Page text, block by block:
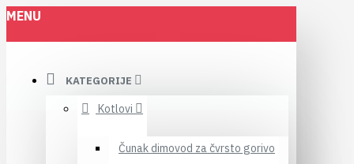
MENU
KATEGORIJE
Kotlovi
Čunak dimovod za čvrsto gorivo